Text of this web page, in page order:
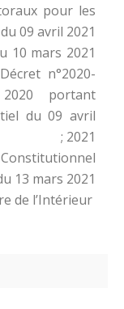
pour les
09 avril 2021 ;
10 mars 2021
n°2020-
portant
du 09 avril
2021 ;
13 mars 2021 ;